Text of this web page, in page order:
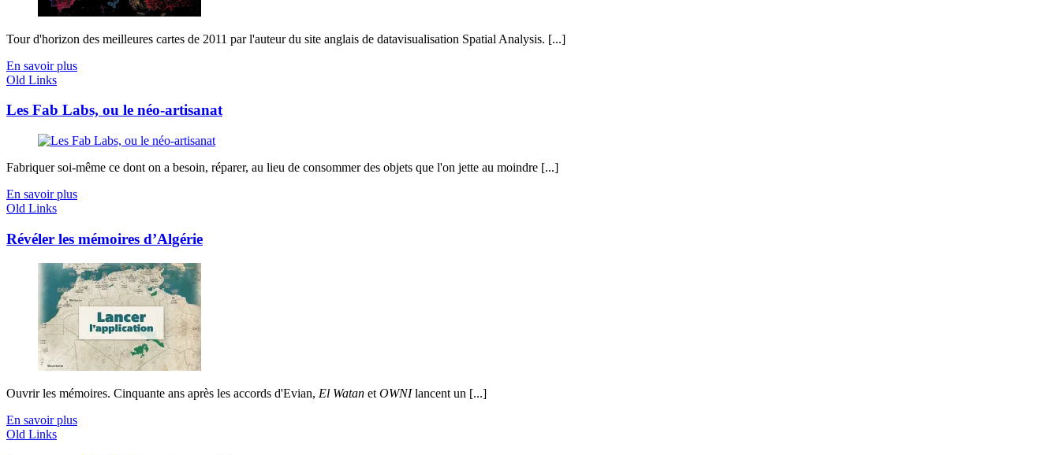
Tour d'horizon des meilleures cartes de 2011 par l'auteur du site anglais de datavisualisation Spatial Analysis. [...]
En savoir plus
Old Links
Les Fab Labs, ou le néo-artisanat
Fabriquer soi-même ce dont on a besoin, réparer, au lieu de consommer des objets que l'on jette au moindre [...]
En savoir plus
Old Links
Révéler les mémoires d’Algérie
Ouvrir les mémoires. Cinquante ans après les accords d'Evian, El Watan et OWNIlancent un [...]
En savoir plus
Old Links